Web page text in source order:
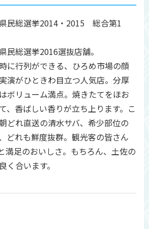
県民総選挙2014・2015 総合第1
民総選挙2016選抜店舗。
に行列ができる、ひろめ市場の顔
演がひときわ目立つ人気店。分厚
ボリューム満点。焼きたてをほお
、香ばしい香りが立ち上ります。こ
どれ直送の清水サバ、希少部位の
どれも鮮度抜群。観光客の皆さん
満足のおいしさ。もちろん、土佐の
く合います。